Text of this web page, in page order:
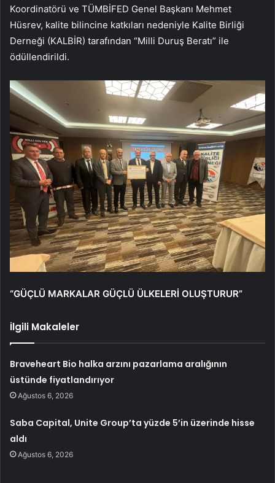
Koordinatörü ve TÜMBİFED Genel Başkanı Mehmet
Hüsrev, kalite bilincine katkıları nedeniyle Kalite Birliği
Derneği (KALBİR) tarafından “Milli Duruş Beratı” ile
ödüllendirildi.
“GÜÇLÜ MARKALAR GÜÇLÜ ÜLKELERİ OLUŞTURUR”
İlgili Makaleler
Braveheart Bio halka arzını pazarlama aralığının
üstünde fiyatlandırıyor
Ağustos 6, 2026
Saba Capital, Unite Group’ta yüzde 5’in üzerinde hisse
aldı
Ağustos 6, 2026